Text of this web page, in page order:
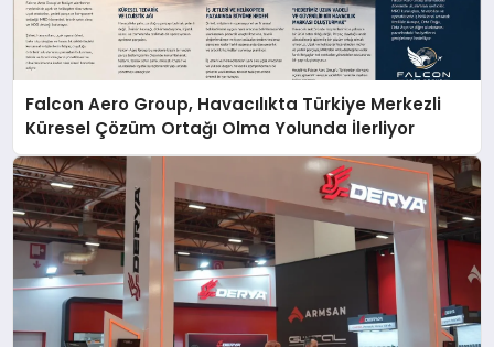
Falcon Aero Group, Havacılıkta Türkiye Merkezli
Küresel Çözüm Ortağı Olma Yolunda İlerliyor